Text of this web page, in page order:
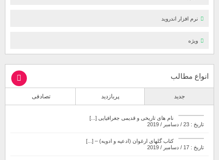
نرم افزار اندروید
ویژه
انواع مطالب
جدید پربازدید تصادفی
نام های تاریخی و قدیمی جغرافیایی [...]
تاریخ : 23 / دسامبر / 2019
کتاب گلهای ارغوان (ادعیه و ادویه) – [...]
تاریخ : 17 / دسامبر / 2019